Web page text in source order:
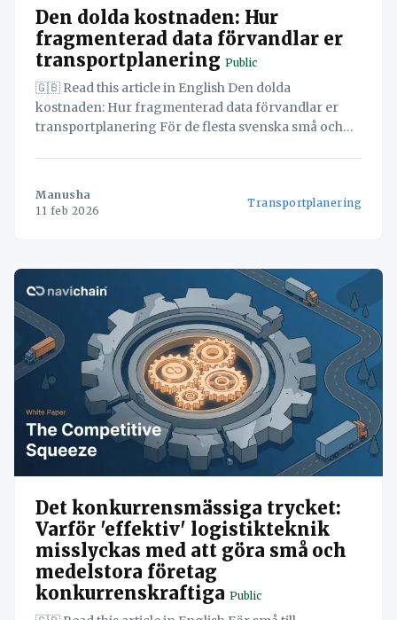
Den dolda kostnaden: Hur
fragmenterad data förvandlar er
transportplanering Public
🇬🇧 Read this article in English Den dolda
kostnaden: Hur fragmenterad data förvandlar er
transportplanering För de flesta svenska små och
ringer oavbrutet. Kunder ändrar sina beställningar.
Manusha
11 feb 2026
Transportplanering
Det konkurrensmässiga trycket:
Varför 'effektiv' logistikteknik
misslyckas med att göra små och
medelstora företag
konkurrenskraftiga Public